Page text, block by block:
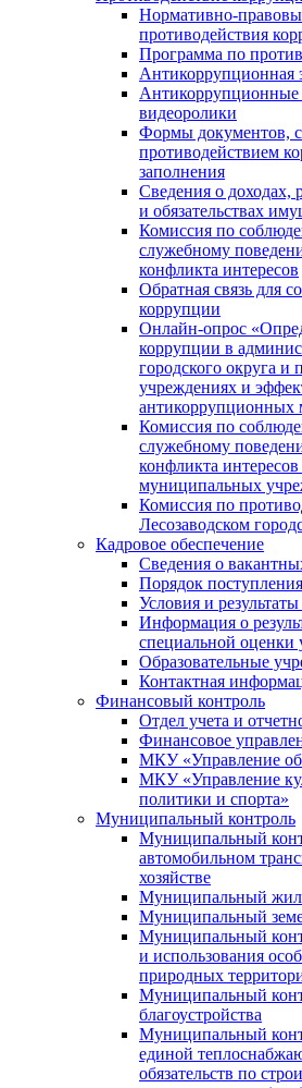
Нормативно-
противодействия
Программа по
Антикоррупционная
Антикоррупционные
видеоролики
Формы документов,
противодействием
заполнения
Сведения о доходах,
и обязательствах
Комиссия по
служебному
конфликта интересов
Обратная связь для
коррупции
Онлайн-опрос
коррупции в
городского округа и
учреждениях и
антикоррупционных
Комиссия по
служебному
конфликта
муниципальных
Комиссия по
Лесозаводском
Кадровое обеспечение
Сведения о
Порядок
Условия и
Информация о
специальной оценки
Образовательные
Контактная
Финансовый контроль
Отдел учета и
Финансовое
МКУ «Управление
МКУ «Управление
политики и спорта»
Муниципальный контроль
Муниципальный
автомобильном
хозяйстве
Муниципальный
Муниципальный
Муниципальный
и использования
природных
Муниципальный
благоустройства
Муниципальный
единой
обязательств по